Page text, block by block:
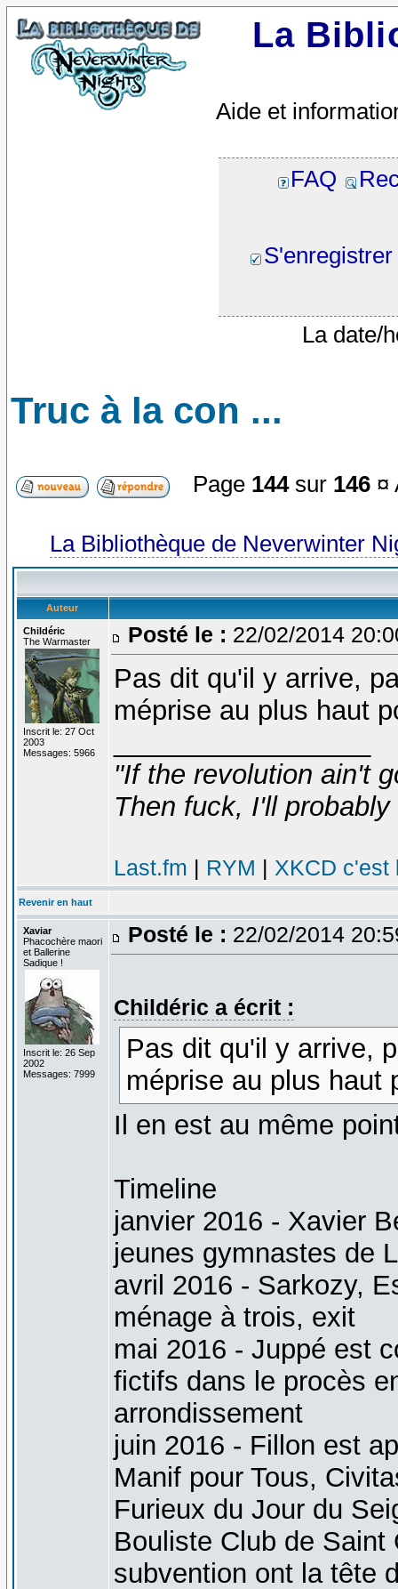
La
Aide et
FAQ
S'enregistrer
La date/
Truc à la con ...
Page 144sur 146 ¤
La Bibliothèque de Neverwinter
Auteur
Childéric
The Warmaster
Inscrit le: 27 Oct
2003
Messages: 5966
Posté le : 22/02/2014
Pas dit qu'il y arrive,
méprise au plus haut
"If the revolution ain't
Then fuck, I'll
Last.fm | RYM | XKCD c'est
Revenir en haut
Xaviar
Phacochère maori
et Ballerine
Sadique !
Inscrit le: 26 Sep
2002
Messages: 7999
Posté le : 22/02/2014
Childéric a écrit :
Pas dit qu'il y arrive,
méprise au plus haut
Il en est au même
Timeline
janvier 2016 - Xavier
jeunes gymnastes de
avril 2016 - Sarkozy,
ménage à trois, exit
mai 2016 - Juppé est
fictifs dans le procès
arrondissement
juin 2016 - Fillon est
Manif pour Tous,
Furieux du Jour du
Bouliste Club de
subvention ont la tête